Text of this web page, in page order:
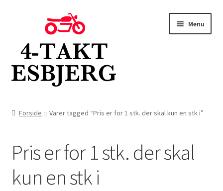
navigation
indhold
Menu
Kontakt
Om os
Forside Varer tagged “Pris er for 1 stk. der skal kun en stk i”
Pris er for 1 stk. der skal
kun en stk i